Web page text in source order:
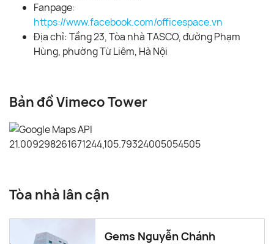
Fanpage:
https://www.facebook.com/officespace.vn
Địa chỉ: Tầng 23, Tòa nhà TASCO, đường Phạm
Hùng, phường Từ Liêm, Hà Nội
Bản đồ Vimeco Tower
Tòa nhà lân cận
Gems Nguyễn Chánh